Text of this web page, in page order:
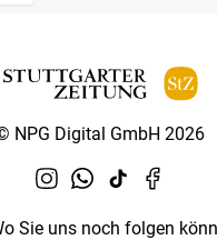
NPG Digital GmbH 2026
Sie uns noch folgen